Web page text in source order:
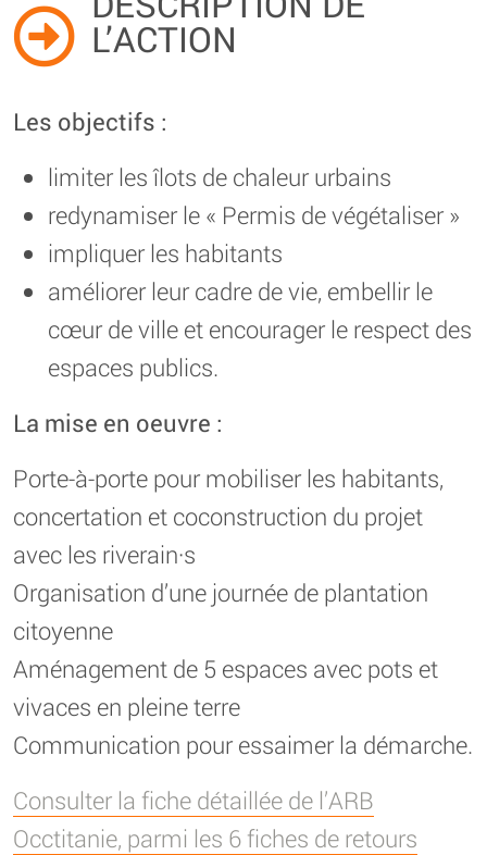
L’ACTION
Les objectifs :
limiter les îlots de chaleur urbains
redynamiser le « Permis de végétaliser »
impliquer les habitants
améliorer leur cadre de vie, embellir le
cœur de ville et encourager le respect des
espaces publics.
La mise en oeuvre :
Porte-à-porte pour mobiliser les habitants,
concertation et coconstruction du projet
avec les riverain·s
Organisation d’une journée de plantation
citoyenne
Aménagement de 5 espaces avec pots et
vivaces en pleine terre
Communication pour essaimer la démarche.
Consulter la fiche détaillée de l’ARB
Occtitanie, parmi les 6 fiches de retours